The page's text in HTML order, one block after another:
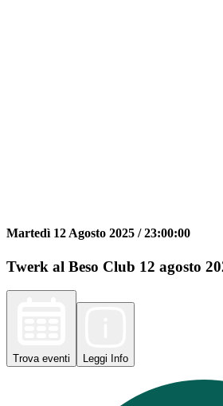
Martedì 12 Agosto 2025 /23:00:00
Twerk al Beso Club 12 agosto
Trova eventi Leggi Info